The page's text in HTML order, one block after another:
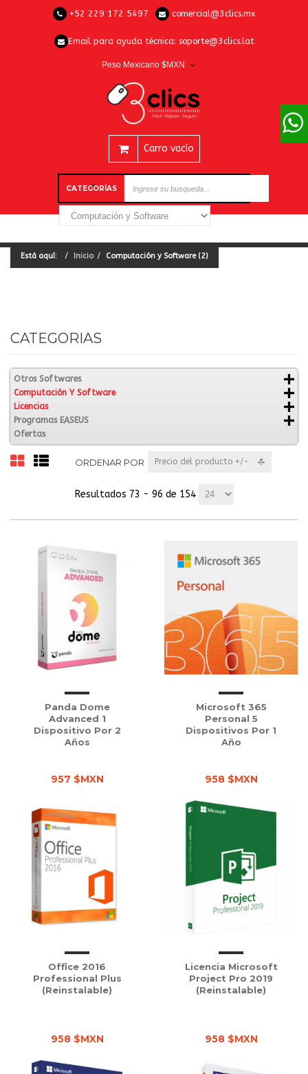
+52 229 172 5497 comercial@3clics.mx
Email para ayuda técnica: soporte@3clics.lat
Peso Mexicano $MXN
Carro vacío
CATEGORÍAS
Está aquí: Inicio Computación y Software (2)
CATEGORIAS
Otros Softwares
Computación Y Software
Licencias
Programas EASEUS
Ofertas
ORDENAR POR Precio del producto +/-
Resultados 73 - 96 de 154
Panda Dome
Advanced 1
Dispositivo Por 2
Años
957 $MXN
Microsoft 365
Personal 5
Dispositivos Por 1
Año
958 $MXN
Office 2016
Professional Plus
(Reinstalable)
958 $MXN
Licencia Microsoft
Project Pro 2019
(Reinstalable)
958 $MXN